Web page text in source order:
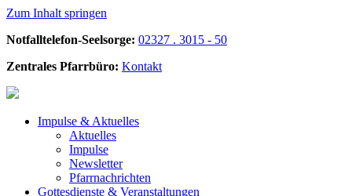
Zum Inhalt springen
Notfalltelefon-Seelsorge: 02327 . 3015 - 50
Zentrales Pfarrbüro: Kontakt
Impulse & Aktuelles
Aktuelles
Impulse
Newsletter
Pfarrnachrichten
Gottesdienste & Veranstaltungen